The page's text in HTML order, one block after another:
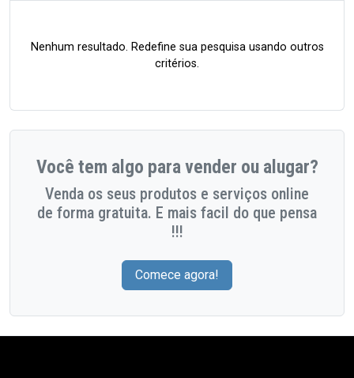
Nenhum resultado. Redefine sua pesquisa usando outros
critérios.
Você tem algo para vender ou alugar?
Venda os seus produtos e serviços online
de forma gratuita. E mais facil do que pensa
!!!
Comece agora!